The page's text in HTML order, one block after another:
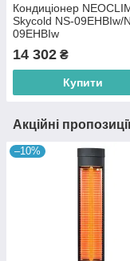
Кондиціонер
Skycold NS-09EHBIw/
09EHBIw
14 302 ₴
Купити
Акційні
–10%